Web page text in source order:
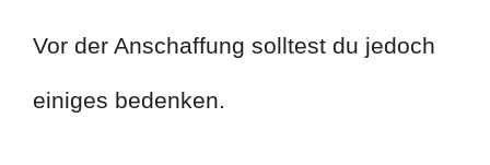
Vor der Anschaffung solltest du jedoch
einiges bedenken.